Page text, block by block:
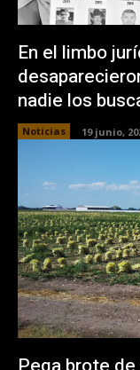
En el limbo
nadie los
Noticias 19 junio,